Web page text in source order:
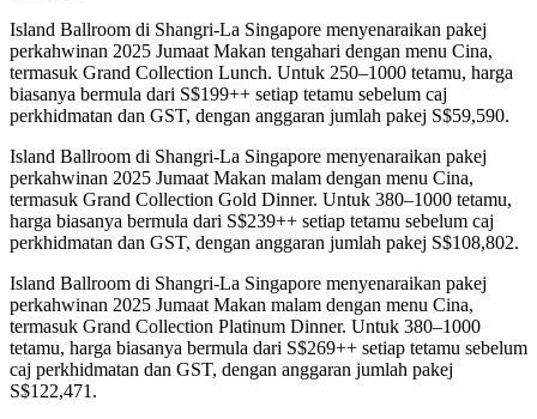
Island Ballroom di Shangri-La Singapore menyenaraikan pakej
perkahwinan 2025 Jumaat Makan tengahari dengan menu Cina,
termasuk Grand Collection Lunch. Untuk 250–1000 tetamu, harga
biasanya bermula dari S$199++ setiap tetamu sebelum caj
perkhidmatan dan GST, dengan anggaran jumlah pakej S$59,590.
Island Ballroom di Shangri-La Singapore menyenaraikan pakej
perkahwinan 2025 Jumaat Makan malam dengan menu Cina,
termasuk Grand Collection Gold Dinner. Untuk 380–1000 tetamu,
harga biasanya bermula dari S$239++ setiap tetamu sebelum caj
perkhidmatan dan GST, dengan anggaran jumlah pakej S$108,802.
Island Ballroom di Shangri-La Singapore menyenaraikan pakej
perkahwinan 2025 Jumaat Makan malam dengan menu Cina,
termasuk Grand Collection Platinum Dinner. Untuk 380–1000
tetamu, harga biasanya bermula dari S$269++ setiap tetamu sebelum
caj perkhidmatan dan GST, dengan anggaran jumlah pakej
S$122,471.